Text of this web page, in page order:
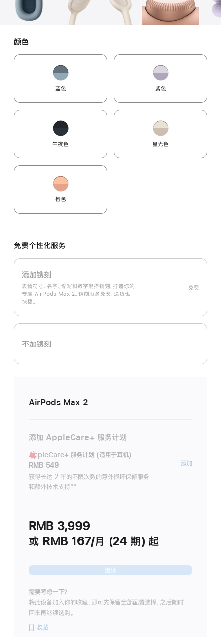
图库 1 图库 图像 图库 图像
颜色
蓝色 紫色
午夜色 星光色
橙色
免费个性化服务
添加镌刻
表情符号、名字、缩写和数字混搭镌刻，打造你的
专属 AirPods Max 2。镌刻服务免费，送货也
快捷。
免费
不加镌刻
AirPods Max 2
添加 AppleCare+ 服务计划
AppleCare+ 服务计划 (适用于耳机)
RMB 549
获得长达 2 年的不限次数的意外损坏保修服务
和额外技术支持脚
**
添加
RMB 3,999
或 RMB 167/月 (24 期) 起
继续
需要考虑一下？
将此设备加入你的收藏，即可先保留全部配置选择，之后随时
回来再继续选购。
收藏